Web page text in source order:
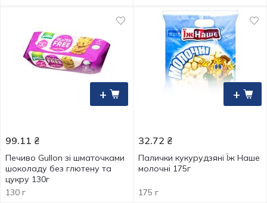
+
99.11 ₴
Печиво Gullon зі шматочками
шоколаду без глютену та
цукру 130г
130 г
+
32.72 ₴
Палички кукурудзяні Їж Наше
молочні 175г
175 г